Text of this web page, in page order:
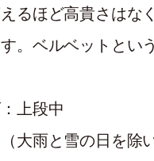
るほど高貴さはな
。ベルベットとい
上段中
大雨と雪の日を除